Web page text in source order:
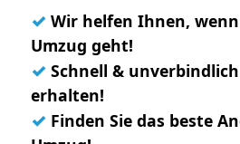
✓ Wir helfen Ihnen,
Umzug geht!
✓ Schnell &
erhalten!
✓ Finden Sie das beste